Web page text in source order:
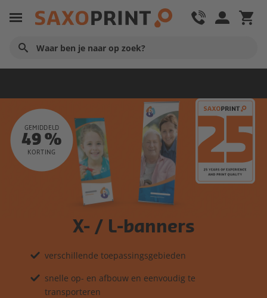
GEMIDDELD
49 %
KORTING
X- / L-banners
verschillende toepassingsgebieden
snelle op- en afbouw en eenvoudig te
transporteren